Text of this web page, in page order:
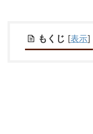
もくじ [表示]